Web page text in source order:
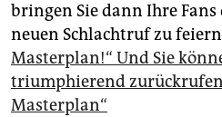
bringen Sie dann Ihre
neuen Schlachtruf zu
Masterplan!“ Und Sie
triumphierend
Masterplan“